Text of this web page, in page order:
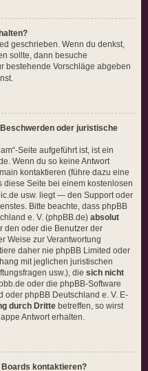
geschrieben. Wenn du denkst,
sollte, dann besuche
bestehende Vorschläge abgeben
oder juristische
Seite aufgeführt ist, ist ein
Wenn du so keine Antwort
kontaktieren (führe dazu eine
Seite bei einem kostenlosen
usw. liegt — den Support oder
Bitte beachte, dass phpBB
e. V. (phpBB.de) absolut
den oder die Benutzer der
Weise zur Verantwortung
daher nie phpBB Limited oder
mit jeglichen juristischen
usw.), die sich nicht
oder die phpBB-Software
oder phpBB Deutschland e. V. E-
durch Dritte betreffen, so wirst
Antwort erhalten.
kontaktieren?